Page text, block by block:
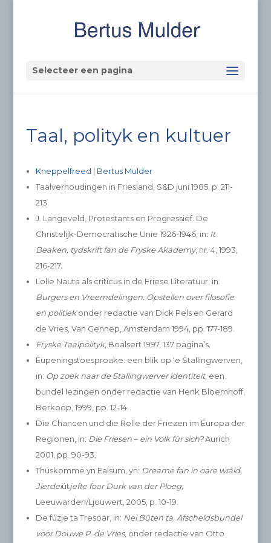
Selecteer een pagina
Taal, polityk en kultuer
Kneppelfreed | Bertus Mulder
Taalverhoudingen in Friesland, S&D juni 1985, p. 211-
213.
J. Langeveld, Protestants en Progressief. De
Christelijk-Democratische Unie 1926-1946, in: It
Beaken, tydskrift fan de Fryske Akademy, nr. 4, 1993,
216-217.
Lolle Nauta als criticus in de Friese Literatuur, in:
Burgers en Vreemdelingen. Opstellen over filosofie
en politiekonder redactie van Dick Pels en Gerard
de Vries, Van Gennep, Amsterdam 1994, pp. 177-189.
Fryske Taalpolityk, Boalsert 1997, 137 pagina’s.
Eupeningstoesproake: een blik op ‘e Stallingwerven,
in: Op zoek naar de Stallingwerver identiteit, een
bundel lezingen onder redactie van Henk Bloemhoff,
Berkoop, 1999, pp. 12-14.
Die Chancen und die Rolle der Friezen im Europa der
Regionen, in: Die Friesen – ein Volk für sich?Aurich
2001, pp. 90-93.
Thúskomme yn Ealsum, yn: Dreame fan in oare wrâld,
Jierdeiútjefte foar Durk van der Ploeg,
Leeuwarden/Ljouwert, 2005, p. 10-19.
De fúzje ta Tresoar, in: Nei Bûten ta. Afscheidsbundel
voor Douwe P. de Vries, onder redactie van Otto